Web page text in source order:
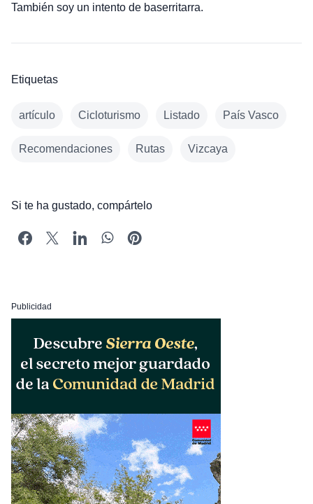
También soy un intento de baserritarra.
Etiquetas
artículo Cicloturismo Listado País Vasco
Recomendaciones Rutas Vizcaya
Si te ha gustado, compártelo
Publicidad